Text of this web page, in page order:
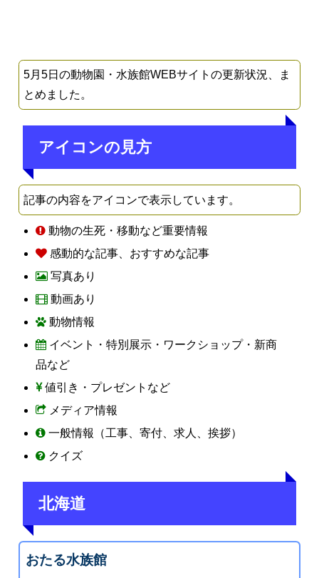
5月5日の動物園・水族館WEBサイトの更新状況、ま
とめました。
アイコンの見方
記事の内容をアイコンで表示しています。
動物の生死・移動など重要情報
感動的な記事、おすすめな記事
写真あり
動画あり
動物情報
イベント・特別展示・ワークショップ・新商
品など
値引き・プレゼントなど
メディア情報
一般情報（工事、寄付、求人、挨拶）
クイズ
北海道
おたる水族館